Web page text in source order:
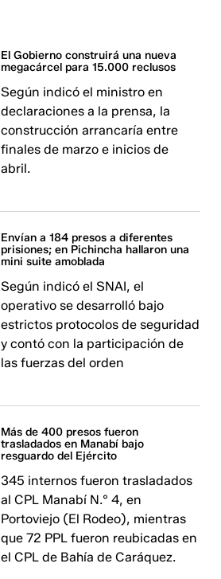
El Gobierno construirá una nueva
megacárcel para 15.000 reclusos
Según indicó el ministro en
declaraciones a la prensa, la
construcción arrancaría entre
finales de marzo e inicios de
abril.
Envían a 184 presos a diferentes
prisiones; en Pichincha hallaron una
mini suite amoblada
Según indicó el SNAI, el
operativo se desarrolló bajo
estrictos protocolos de seguridad
y contó con la participación de
las fuerzas del orden
Más de 400 presos fueron
trasladados en Manabí bajo
resguardo del Ejército
345 internos fueron trasladados
al CPL Manabí N.° 4, en
Portoviejo (El Rodeo), mientras
que 72 PPL fueron reubicadas en
el CPL de Bahía de Caráquez.